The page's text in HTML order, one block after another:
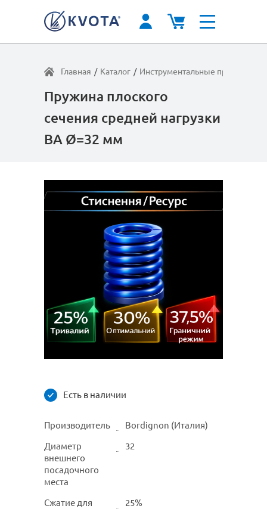
Главная / Каталог / Инструментальные пружины
Пружина плоского
сечения средней нагрузки
BA Ø=32 мм
Есть в наличии
Производитель Bordignon (Италия)
Диаметр
внешнего
посадочного
места
32
Сжатие для
25%